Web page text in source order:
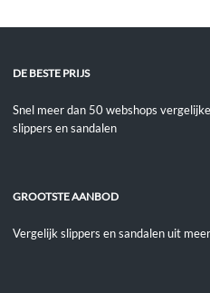
DE BESTE PRIJS
Snel meer dan 50 webshops
slippers en sandalen
GROOTSTE AANBOD
Vergelijk slippers en sandalen uit